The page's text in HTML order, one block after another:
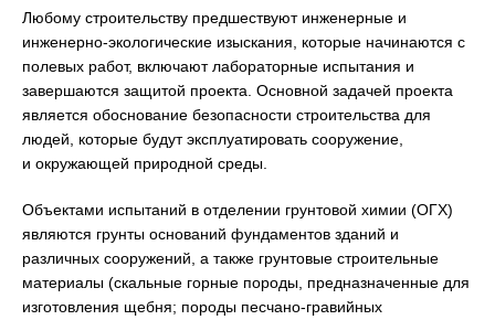
Любому строительству предшествуют инженерные и
инженерно-экологические изыскания, которые начинаются с
полевых работ, включают лабораторные испытания и
завершаются защитой проекта. Основной задачей проекта
является обоснование безопасности строительства для
людей, которые будут эксплуатировать сооружение,
и окружающей природной среды.
Объектами испытаний в отделении грунтовой химии (ОГХ)
являются грунты оснований фундаментов зданий и
различных сооружений, а также грунтовые строительные
материалы (скальные горные породы, предназначенные для
изготовления щебня; породы песчано-гравийных